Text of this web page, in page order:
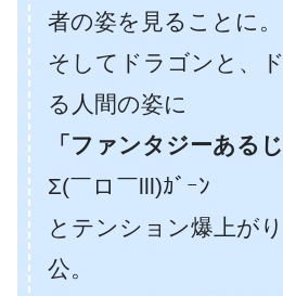
者の姿を見ることに。
そしてドラゴンと、
る人間の姿に
「ファンタジーある
Σ(￣ロ￣lll)ｶﾞｰﾝ
とテンション爆上が
公。